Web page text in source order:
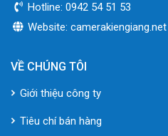
Hotline: 0942 54 51 53
Website: camerakiengiang.net
VỀ CHÚNG TÔI
Giới thiệu công ty
Tiêu chí bán hàng